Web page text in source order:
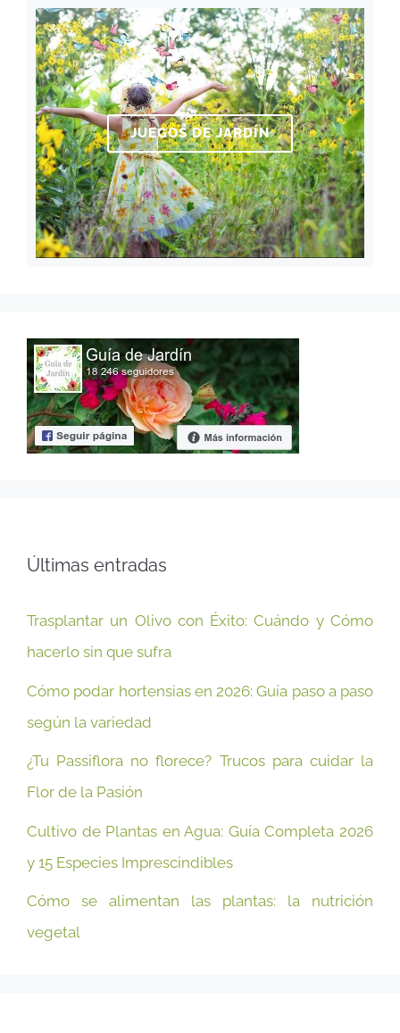
JUEGOS DE JARDÍN
Últimas entradas
Trasplantar un Olivo con Éxito: Cuándo y Cómo
hacerlo sin que sufra
Cómo podar hortensias en 2026: Guía paso a paso
según la variedad
¿Tu Passiflora no florece? Trucos para cuidar la
Flor de la Pasión
Cultivo de Plantas en Agua: Guía Completa 2026
y 15 Especies Imprescindibles
Cómo se alimentan las plantas: la nutrición
vegetal